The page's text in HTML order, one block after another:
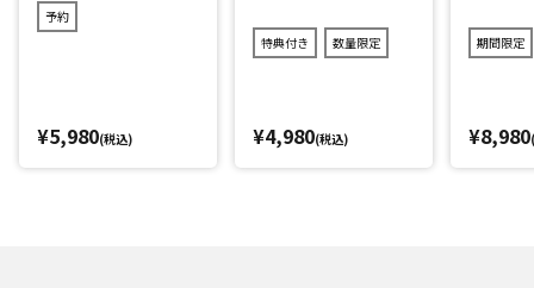
予約
¥5,980(税込)
特典付き 数量限定
¥4,980(税込)
期間限定
¥8,980